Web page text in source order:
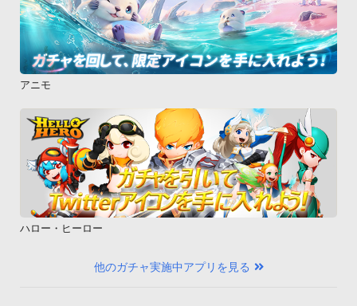
アニモ
ハロー・ヒーロー
他のガチャ実施中アプリを見る